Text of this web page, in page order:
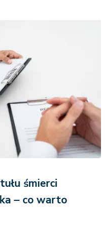
śmierci
– co warto